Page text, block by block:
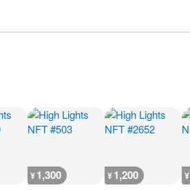
¥1,300 ¥1,200 ¥